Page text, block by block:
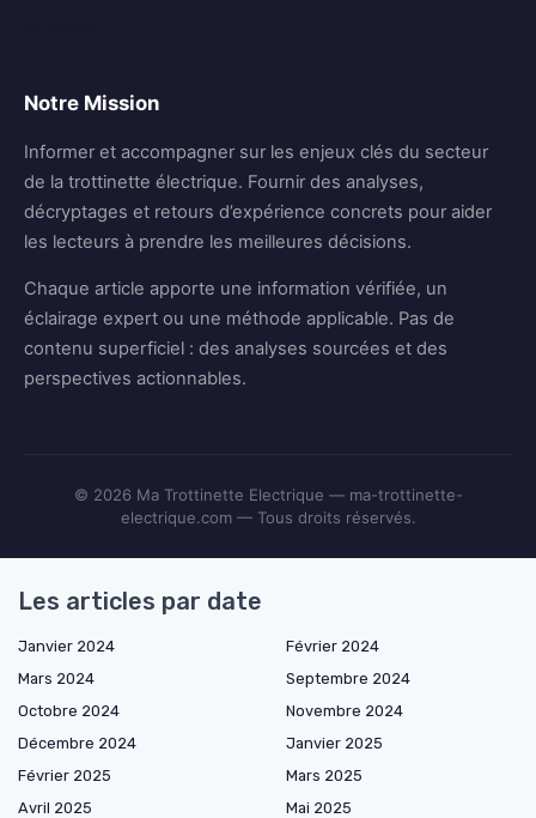
Notre Mission
Informer et accompagner sur les enjeux clés du secteur
de la trottinette électrique. Fournir des analyses,
décryptages et retours d’expérience concrets pour aider
les lecteurs à prendre les meilleures décisions.
Chaque article apporte une information vérifiée, un
éclairage expert ou une méthode applicable. Pas de
contenu superficiel : des analyses sourcées et des
perspectives actionnables.
© 2026 Ma Trottinette Electrique — ma-trottinette-
electrique.com — Tous droits réservés.
Les articles par date
Janvier 2024
Février 2024
Mars 2024
Septembre 2024
Octobre 2024
Novembre 2024
Décembre 2024
Janvier 2025
Février 2025
Mars 2025
Avril 2025
Mai 2025